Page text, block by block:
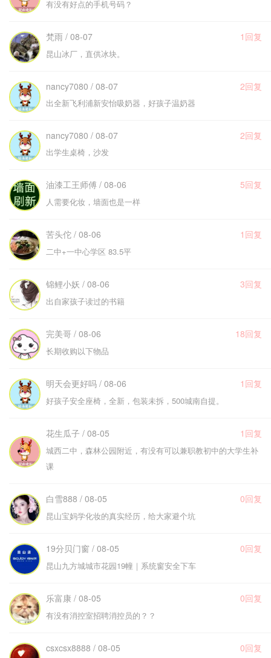
有没有好点的手机号码？
梵雨 / 08-07 1回复
昆山冰厂，直供冰块。
nancy7080 / 08-07 2回复
出全新飞利浦新安怡吸奶器，好孩子温奶器
nancy7080 / 08-07 2回复
出学生桌椅，沙发
油漆工王师傅 / 08-06 5回复
人需要化妆，墙面也是一样
苦头佗 / 08-06 1回复
二中+一中心学区 83.5平
锦鲤小妖 / 08-06 3回复
出自家孩子读过的书籍
完美哥 / 08-06 18回复
长期收购以下物品
明天会更好吗 / 08-06 1回复
好孩子安全座椅，全新，包装未拆，500城南自提。
花生瓜子 / 08-05 1回复
城西二中，森林公园附近，有没有可以兼职教初中的大学生补
课
白雪888 / 08-05 0回复
昆山宝妈学化妆的真实经历，给大家避个坑
19分贝门窗 / 08-05 0回复
昆山九方城城市花园19幢｜系统窗安全下车
乐富康 / 08-05 0回复
有没有消控室招聘消控员的？？
csxcsx8888 / 08-05 0回复